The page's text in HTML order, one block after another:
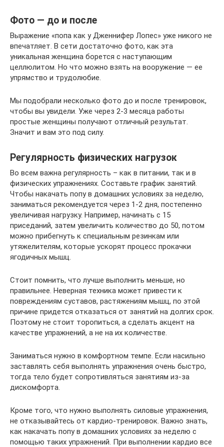
Фото ― до и после
Выражение «попа как у Дженнифер Лопес» уже никого не
впечатляет. В сети достаточно фото, как эта
уникальная женщина борется с наступающим
целлюлитом. Но что можно взять на вооружение ― ее
упрямство и трудолюбие.
Мы подобрали несколько фото до и после тренировок,
чтобы вы увидели. Уже через 2-3 месяца работы
простые женщины получают отличный результат.
Значит и вам это под силу.
Регулярность физических нагрузок
Во всем важна регулярность – как в питании, так и в
физических упражнениях. Составьте график занятий.
Чтобы накачать попу в домашних условиях за неделю,
заниматься рекомендуется через 1-2 дня, постепенно
увеличивая нагрузку. Например, начинать с 15
приседаний, затем увеличить количество до 50, потом
можно прибегнуть к специальным резинкам или
утяжелителям, которые ускорят процесс прокачки
ягодичных мышц.
Стоит помнить, что лучше выполнить меньше, но
правильнее. Неверная техника может привести к
повреждениям суставов, растяжениям мышц, по этой
причине придется отказаться от занятий на долгих срок.
Поэтому не стоит торопиться, а сделать акцент на
качестве упражнений, а не на их количестве.
Заниматься нужно в комфортном темпе. Если насильно
заставлять себя выполнять упражнения очень быстро,
тогда тело будет сопротивляться занятиям из-за
дискомфорта.
Кроме того, что нужно выполнять силовые упражнения,
не отказывайтесь от кардио-тренировок. Важно знать,
как накачать попу в домашних условиях за неделю с
помощью таких упражнений. При выполнении кардио все